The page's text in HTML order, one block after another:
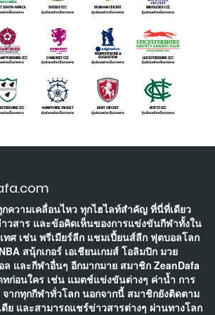
ความเคลื่อนไหว ทุกไฮไลท์สำคัญ ที่นี่ที่เดียว
วสาร และข้อคิดเห็นของการแข่งขันกีฬาทั้งใน
ทศ เช่น พรีเมียร์ลีก แชมเปี้ยนส์ลีก ฟุตบอลโลก
สนุ้กเกอร์ เอเชียนเกมส์ โอลิมปิก มวย
และกีฬาอื่นๆ อีกมากมาย สมาชิก ZeanDafa
ทก่อนใคร เช่น แมตช์แข่งขันต่างๆ ค่าน้ำ การ
ากทุกกีฬาทั่วโลก นอกจากนี้ สมาชิกยังติดตาม
ดีย และสามารถแชร์ข่าวสารต่างๆ ผ่านทางโลก